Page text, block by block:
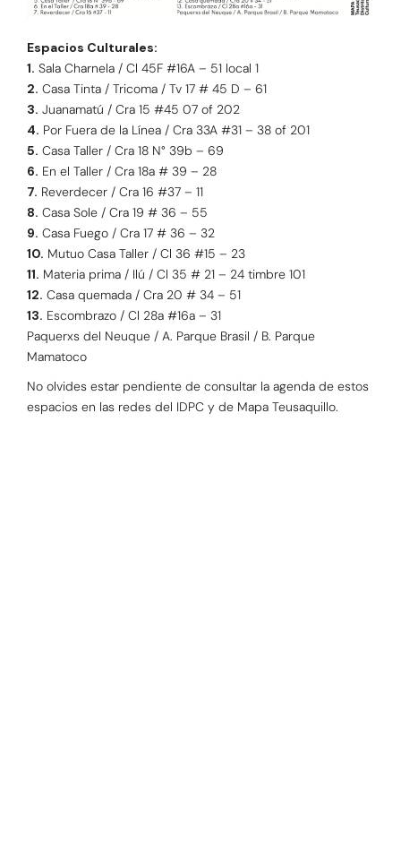
Espacios Culturales:
1. Sala Charnela / Cl 45F #16A – 51 local 1
2. Casa Tinta / Tricoma / Tv 17 # 45 D – 61
3. Juanamatú / Cra 15 #45 07 of 202
4. Por Fuera de la Línea / Cra 33A #31 – 38 of 201
5. Casa Taller / Cra 18 N° 39b – 69
6. En el Taller / Cra 18a # 39 – 28
7. Reverdecer / Cra 16 #37 – 11
8. Casa Sole / Cra 19 # 36 – 55
9. Casa Fuego / Cra 17 # 36 – 32
10. Mutuo Casa Taller / Cl 36 #15 – 23
11. Materia prima / Ilú / Cl 35 # 21 – 24 timbre 101
12. Casa quemada / Cra 20 # 34 – 51
13. Escombrazo / Cl 28a #16a – 31
Paquerxs del Neuque / A. Parque Brasil / B. Parque
Mamatoco
No olvides estar pendiente de consultar la agenda de estos
espacios en las redes del IDPC y de Mapa Teusaquillo.